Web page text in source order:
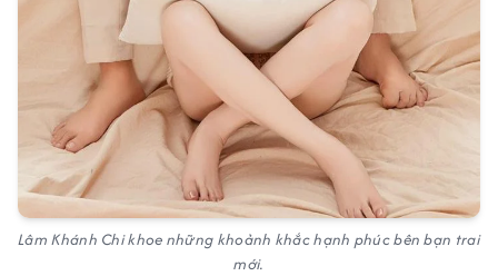
Lâm Khánh Chi khoe những khoảnh khắc hạnh phúc bên bạn trai
mới.